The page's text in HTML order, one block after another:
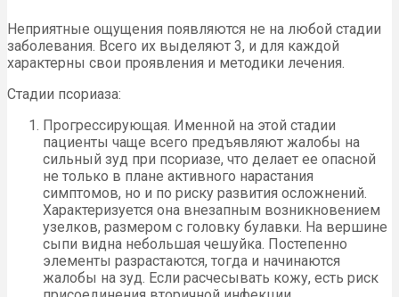
Неприятные ощущения появляются не на любой стадии
заболевания. Всего их выделяют 3, и для каждой
характерны свои проявления и методики лечения.
Стадии псориаза:
Прогрессирующая. Именной на этой стадии
пациенты чаще всего предъявляют жалобы на
сильный зуд при псориазе, что делает ее опасной
не только в плане активного нарастания
симптомов, но и по риску развития осложнений.
Характеризуется она внезапным возникновением
узелков, размером с головку булавки. На вершине
сыпи видна небольшая чешуйка. Постепенно
элементы разрастаются, тогда и начинаются
жалобы на зуд. Если расчесывать кожу, есть риск